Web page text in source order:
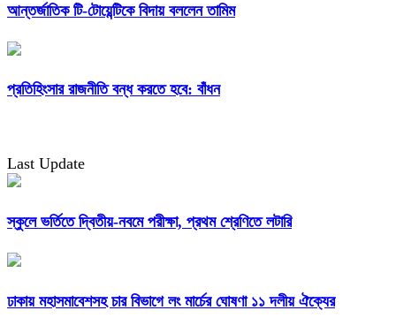
আন্তর্জাতিক টি-টোয়েন্টিকে বিদায় বললেন তামিম
প্রতিহিংসার রাজনীতি বন্ধ করতে হবে: বাঁধন
Last Update
স্কুলে ভর্তিতে দ্বিতীয়-নবমে পরীক্ষা, প্রথম শ্রেণিতে লটারি
ঢাকায় মহাসমাবেশসহ চার বিভাগে লং মার্চের ঘোষণা ১১ দলীয় ঐক্যের